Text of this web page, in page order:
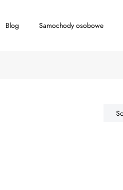
Blog Samochody osobowe